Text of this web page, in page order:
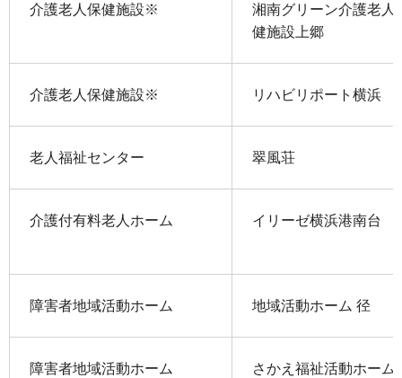
介護老人保健施設※
湘南グリーン介護老人
健施設上郷
介護老人保健施設※ リハビリポート横浜
老人福祉センター 翠風荘
介護付有料老人ホーム イリーゼ横浜港南台
障害者地域活動ホーム 地域活動ホーム 径
障害者地域活動ホーム さかえ福祉活動ホーム